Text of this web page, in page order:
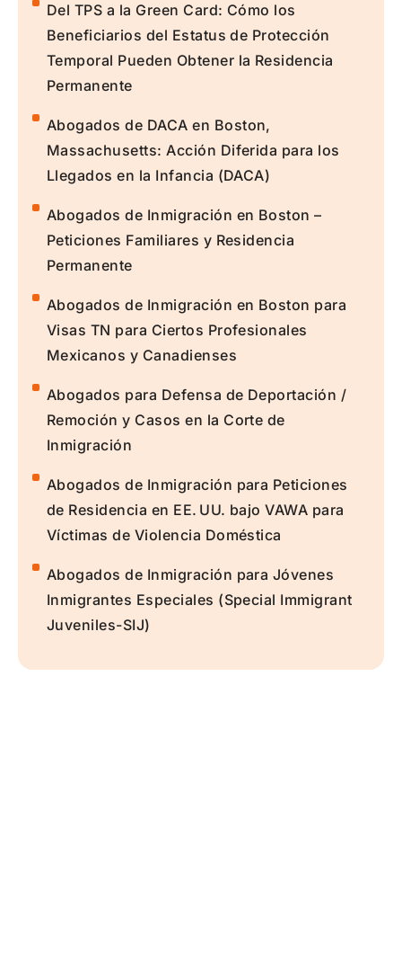
Del TPS a la Green Card: Cómo los
Beneficiarios del Estatus de Protección
Temporal Pueden Obtener la Residencia
Permanente
Abogados de DACA en Boston,
Massachusetts: Acción Diferida para los
Llegados en la Infancia (DACA)
Abogados de Inmigración en Boston –
Peticiones Familiares y Residencia
Permanente
Abogados de Inmigración en Boston para
Visas TN para Ciertos Profesionales
Mexicanos y Canadienses
Abogados para Defensa de Deportación /
Remoción y Casos en la Corte de
Inmigración
Abogados de Inmigración para Peticiones
de Residencia en EE. UU. bajo VAWA para
Víctimas de Violencia Doméstica
Abogados de Inmigración para Jóvenes
Inmigrantes Especiales (Special Immigrant
Juveniles-SIJ)